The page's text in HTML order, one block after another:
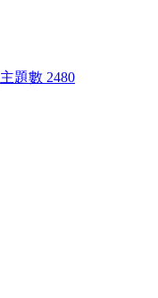
主題數 2480